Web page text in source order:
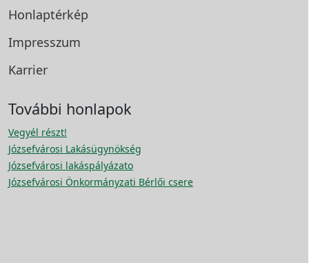
Honlaptérkép
Impresszum
Karrier
További honlapok
Vegyél részt!
Józsefvárosi Lakásügynökség
Józsefvárosi lakáspályázato
Józsefvárosi Önkormányzati Bérlői csere